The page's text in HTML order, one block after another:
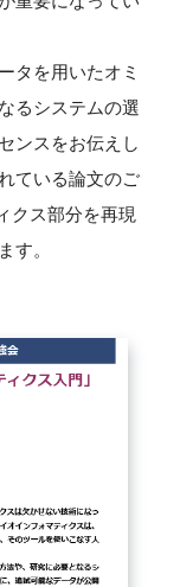
タを用いたオミ
るシステムの選
ンスをお伝えし
ている論文のご
クス部分を再現
す。